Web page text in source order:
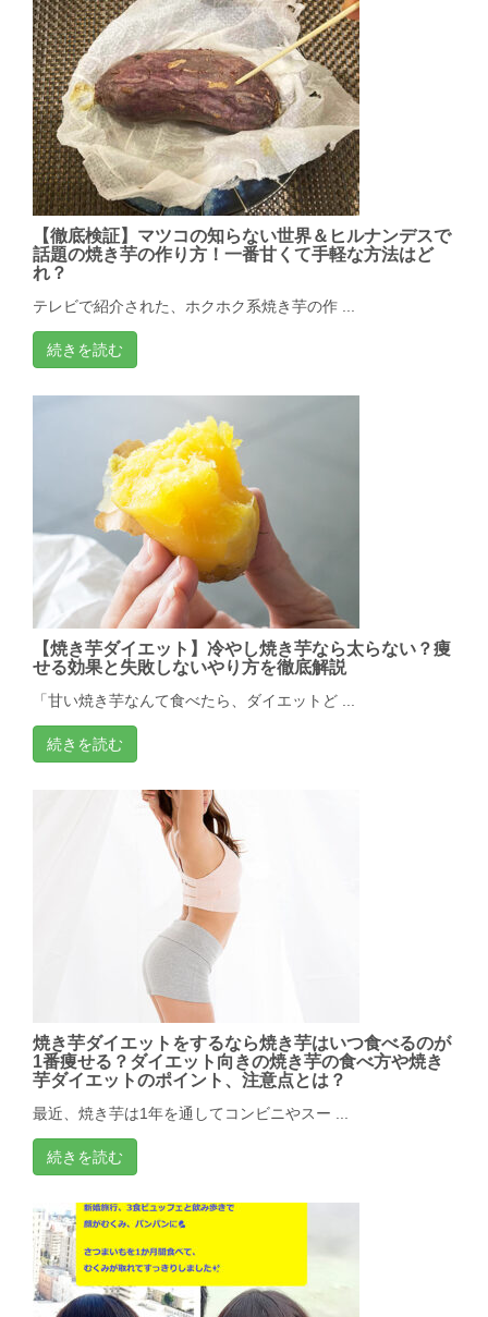
【徹底検証】マツコの知らない世界＆ヒルナンデスで
話題の焼き芋の作り方！一番甘くて手軽な方法はど
れ？
テレビで紹介された、ホクホク系焼き芋の作 ...
続きを読む
【焼き芋ダイエット】冷やし焼き芋なら太らない？痩
せる効果と失敗しないやり方を徹底解説
「甘い焼き芋なんて食べたら、ダイエットど ...
続きを読む
焼き芋ダイエットをするなら焼き芋はいつ食べるのが
1番痩せる？ダイエット向きの焼き芋の食べ方や焼き
芋ダイエットのポイント、注意点とは？
最近、焼き芋は1年を通してコンビニやスー ...
続きを読む